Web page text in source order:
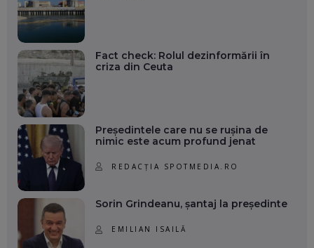
Fact check: Rolul dezinformării în
criza din Ceuta
Președintele care nu se rușina de
nimic este acum profund jenat
REDACȚIA SPOTMEDIA.RO
Sorin Grindeanu, șantaj la președinte
EMILIAN ISAILĂ